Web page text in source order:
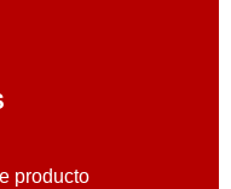
producto